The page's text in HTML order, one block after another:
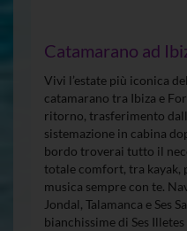
Catamarano ad
Vivi l’estate più iconica
catamarano tra Ibiza e
ritorno, trasferimento
sistemazione in cabina
bordo troverai tutto il
totale comfort, tra kayak,
musica sempre con te.
Jondal, Talamanca e Ses
bianchissime di Ses